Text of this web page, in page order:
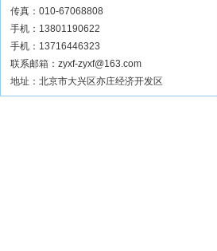
传真：010-67068808
手机：13801190622
手机：13716446323
联系邮箱：zyxf-zyxf@163.com
地址：北京市大兴区亦庄经济开发区